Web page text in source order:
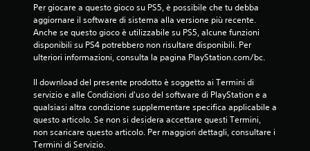
Per giocare a questo gioco su PS5, è possibile che tu debba
aggiornare il software di sistema alla versione più recente.
Anche se questo gioco è utilizzabile su PS5, alcune funzioni
disponibili su PS4 potrebbero non risultare disponibili. Per
ulteriori informazioni, consulta la pagina PlayStation.com/bc.
Il download del presente prodotto è soggetto ai Termini di
servizio e alle Condizioni d'uso del software di PlayStation e a
qualsiasi altra condizione supplementare specifica applicabile a
questo articolo. Se non si desidera accettare questi Termini,
non scaricare questo articolo. Per maggiori dettagli, consultare i
Termini di Servizio.